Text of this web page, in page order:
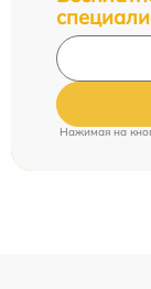
Нажимая на